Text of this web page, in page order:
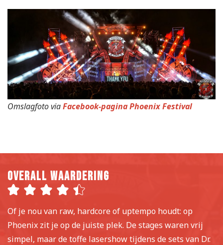
Omslagfoto viaFacebook-pagina Phoenix Festival
Overall waardering
Of je nou van raw, hardcore of uptempo houdt: op
Phoenix zit je op de juiste plek. De stages waren vrij
simpel, maar de toffe lasershow tijdens de sets van Dr.